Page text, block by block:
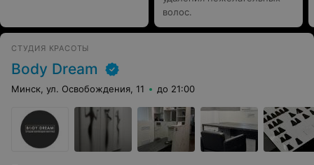
волос.
СТУДИЯ КРАСОТЫ
Body Dream
Минск, ул. Освобождения, 11 до 21:00